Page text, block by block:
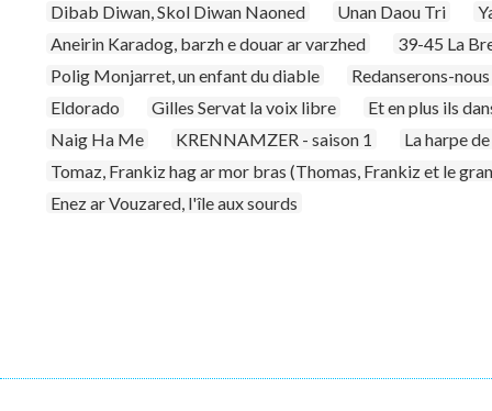
Dibab Diwan, Skol Diwan Naoned
Unan Daou Tri
Aneirin Karadog, barzh e douar ar varzhed
39-45 La
Polig Monjarret, un enfant du diable
Redanserons-
Eldorado
Gilles Servat la voix libre
Et en plus ils
Naig Ha Me
KRENNAMZER - saison 1
La harpe
Tomaz, Frankiz hag ar mor bras (Thomas, Frankiz et le
Enez ar Vouzared, l'île aux sourds